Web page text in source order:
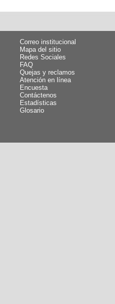
Correo institucional
Mapa del sitio
Redes Sociales
FAQ
Quejas y reclamos
Atención en línea
Encuesta
Contáctenos
Estadísticas
Glosario